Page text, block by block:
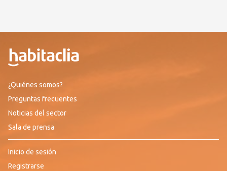
¿Quiénes somos?
Preguntas frecuentes
Noticias del sector
Sala de prensa
Inicio de sesión
Registrarse